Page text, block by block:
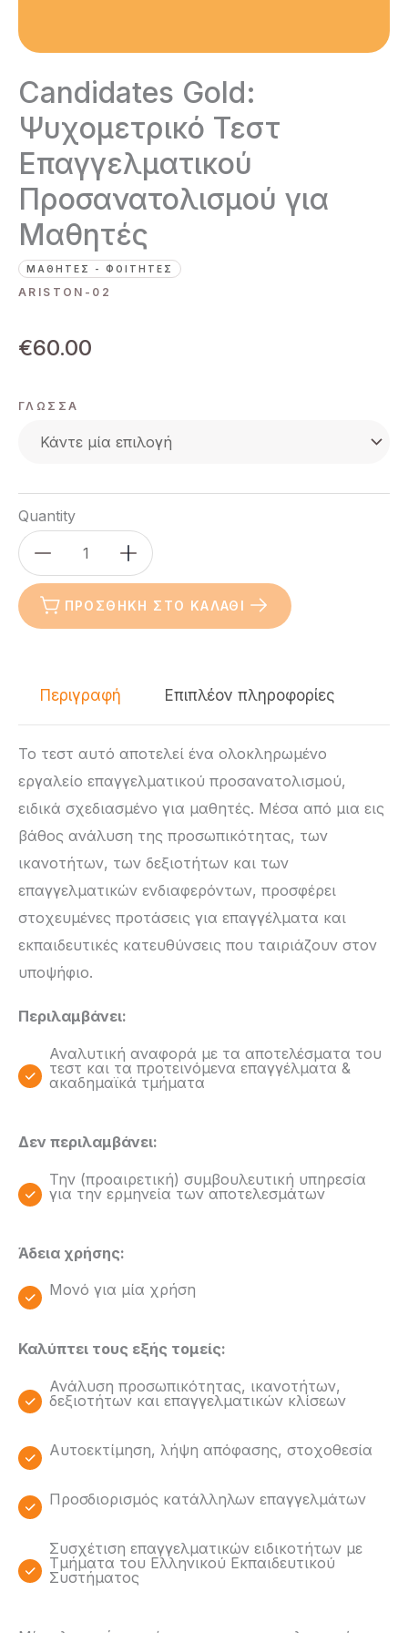
Candidates Gold:
Ψυχομετρικό Τεστ
Επαγγελματικού
Προσανατολισμού για
Μαθητές
ΜΑΘΗΤΈΣ - ΦΟΙΤΗΤΈΣ
ARISTON-02
€60.00
ΓΛΏΣΣΑ
Quantity
Candidates
Gold:
Ψυχομετρικό
Τεστ
Μαθητές
ποσότητα
ΠΡΟΣΘΉΚΗ ΣΤΟ ΚΑΛΆΘΙ
Περιγραφή Επιπλέον πληροφορίες
Το τεστ αυτό αποτελεί ένα ολοκληρωμένο
εργαλείο επαγγελματικού προσανατολισμού,
ειδικά σχεδιασμένο για μαθητές. Μέσα από μια εις
βάθος ανάλυση της προσωπικότητας, των
ικανοτήτων, των δεξιοτήτων και των
επαγγελματικών ενδιαφερόντων, προσφέρει
στοχευμένες προτάσεις για επαγγέλματα και
εκπαιδευτικές κατευθύνσεις που ταιριάζουν στον
υποψήφιο.
Περιλαμβάνει:
Αναλυτική αναφορά με τα αποτελέσματα του
τεστ και τα προτεινόμενα επαγγέλματα &
ακαδημαϊκά τμήματα
Δεν περιλαμβάνει:
Την (προαιρετική) συμβουλευτική υπηρεσία
για την ερμηνεία των αποτελεσμάτων
Άδεια χρήσης:
Μονό για μία χρήση
Καλύπτει τους εξής τομείς:
Ανάλυση προσωπικότητας, ικανοτήτων,
δεξιοτήτων και επαγγελματικών κλίσεων
Αυτοεκτίμηση, λήψη απόφασης, στοχοθεσία
Προσδιορισμός κατάλληλων επαγγελμάτων
Συσχέτιση επαγγελματικών ειδικοτήτων με
Τμήματα του Ελληνικού Εκπαιδευτικού
Συστήματος